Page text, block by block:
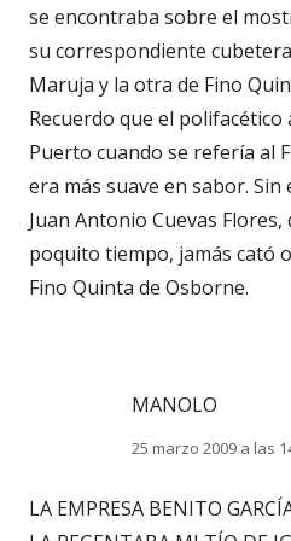
se encontraba sobre el
su correspondiente
Maruja y la otra de Fino
Recuerdo que el
Puerto cuando se refería al
era más suave en sabor. Sin
Juan Antonio Cuevas
poquito tiempo, jamás cató
Fino Quinta de Osborne.
MANOLO
25 marzo 2009 a las
LA EMPRESA BENITO